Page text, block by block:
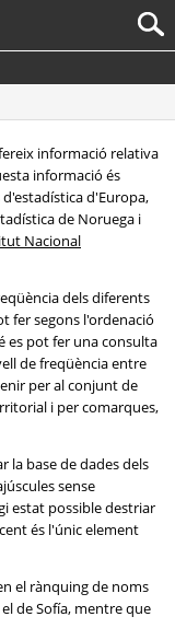
informació relativa
informació és
d'Europa,
de Noruega i
Nacional
dels diferents
fer segons l'ordenació
es pot fer una consulta
de freqüència entre
per al conjunt de
i per comarques,
la base de dades dels
sense
estat possible destriar
és l'únic element
el rànquing de noms
de Sofía, mentre que